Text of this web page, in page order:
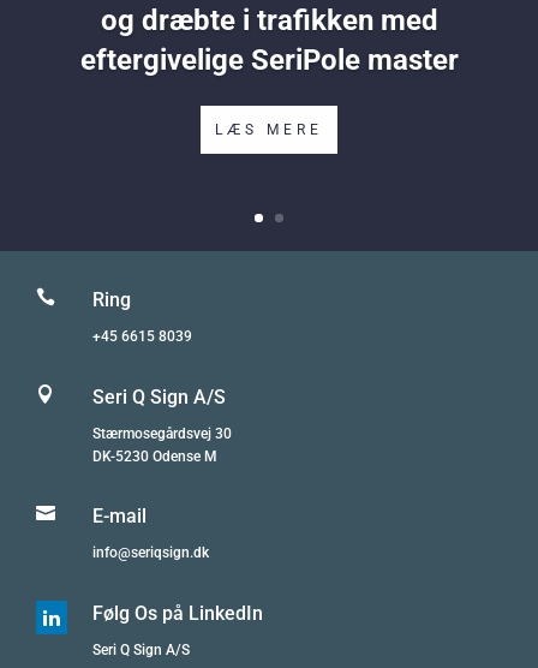
og dræbte i trafikken med
eftergivelige SeriPole master
LÆS MERE
 Ring
+45 6615 8039
 Seri Q Sign A/S
Stærmosegårdsvej 30
DK-5230 Odense M
 E-mail
info@seriqsign.dk
 Følg Os på LinkedIn
Seri Q Sign A/S